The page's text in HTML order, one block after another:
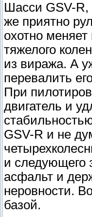
Шасси GSV-R,
же приятно
охотно
тяжелого
из виража. А
перевалить
При
двигатель и
GSV-R и не
и следующего
асфальт и
неровности.
базой.